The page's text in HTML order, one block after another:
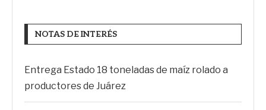
NOTAS DE INTERÉS
Entrega Estado 18 toneladas de maíz rolado a
productores de Juárez